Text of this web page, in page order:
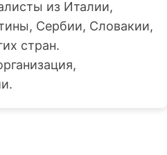
из Италии,
Сербии, Словакии,
стран.